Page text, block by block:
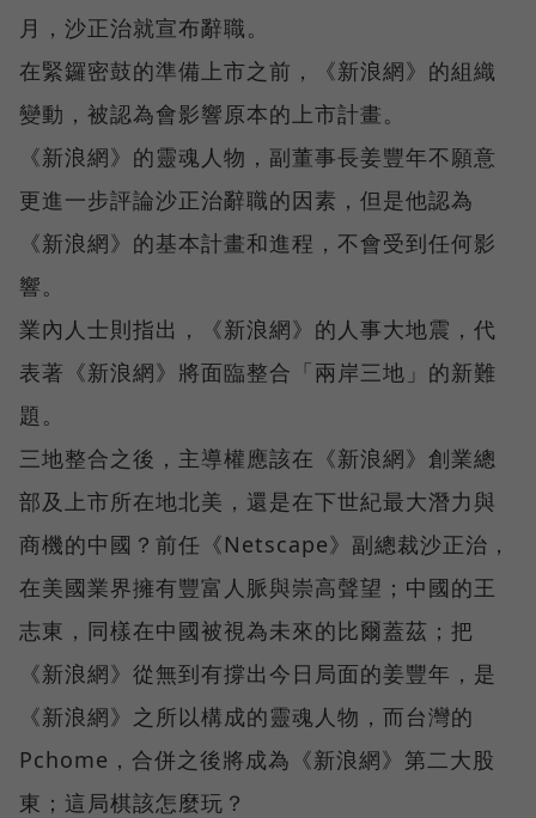
月，沙正治就宣布辭職。
在緊鑼密鼓的準備上市之前，《新浪網》的組織
變動，被認為會影響原本的上市計畫。
《新浪網》的靈魂人物，副董事長姜豐年不願意
更進一步評論沙正治辭職的因素，但是他認為
《新浪網》的基本計畫和進程，不會受到任何影
響。
業內人士則指出，《新浪網》的人事大地震，代
表著《新浪網》將面臨整合「兩岸三地」的新難
題。
三地整合之後，主導權應該在《新浪網》創業總
部及上市所在地北美，還是在下世紀最大潛力與
商機的中國？前任《Netscape》副總裁沙正治，
在美國業界擁有豐富人脈與崇高聲望；中國的王
志東，同樣在中國被視為未來的比爾蓋茲；把
《新浪網》從無到有撐出今日局面的姜豐年，是
《新浪網》之所以構成的靈魂人物，而台灣的
Pchome，合併之後將成為《新浪網》第二大股
東；這局棋該怎麼玩？